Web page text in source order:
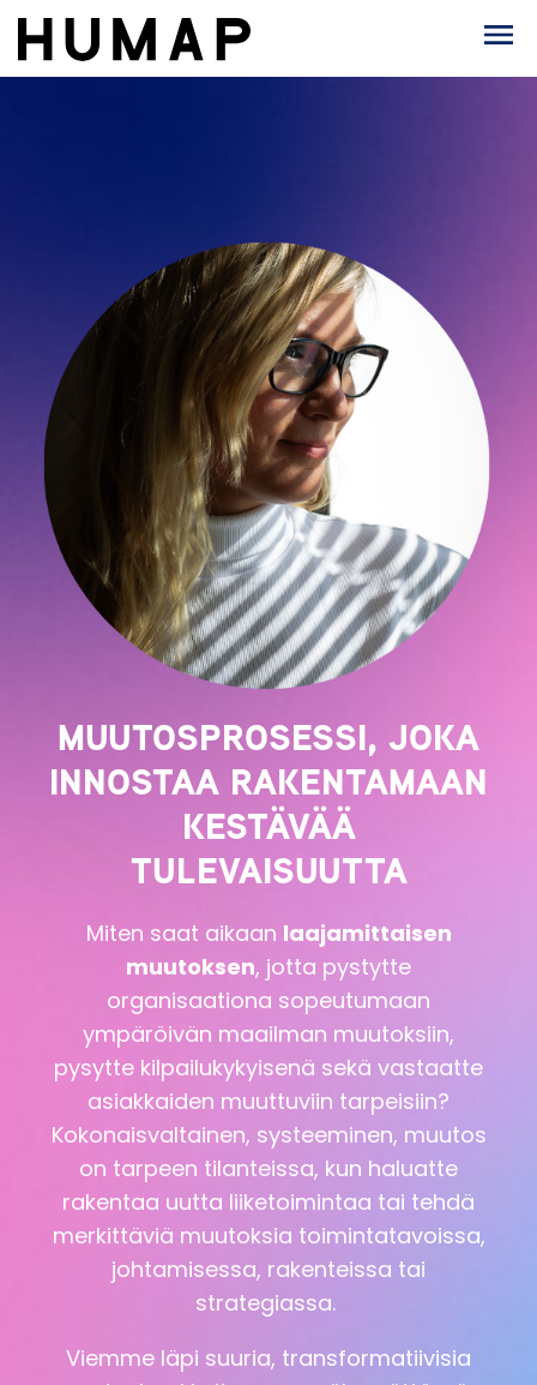
MUUTOSPROSESSI, JOKA
INNOSTAA RAKENTAMAAN
KESTÄVÄÄ
TULEVAISUUTTA
Miten saat aikaan laajamittaisen
muutoksen, jotta pystytte
organisaationa sopeutumaan
ympäröivän maailman muutoksiin,
pysytte kilpailukykyisenä sekä vastaatte
asiakkaiden muuttuviin tarpeisiin?
Kokonaisvaltainen, systeeminen, muutos
on tarpeen tilanteissa, kun haluatte
rakentaa uutta liiketoimintaa tai tehdä
merkittäviä muutoksia toimintatavoissa,
johtamisessa, rakenteissa tai
strategiassa.
Viemme läpi suuria, transformatiivisia